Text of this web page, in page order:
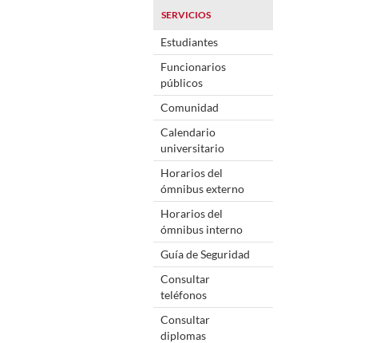
SERVICIOS
Estudiantes
Funcionarios
públicos
Comunidad
Calendario
universitario
Horarios del
ómnibus externo
Horarios del
ómnibus interno
Guía de Seguridad
Consultar
teléfonos
Consultar
diplomas